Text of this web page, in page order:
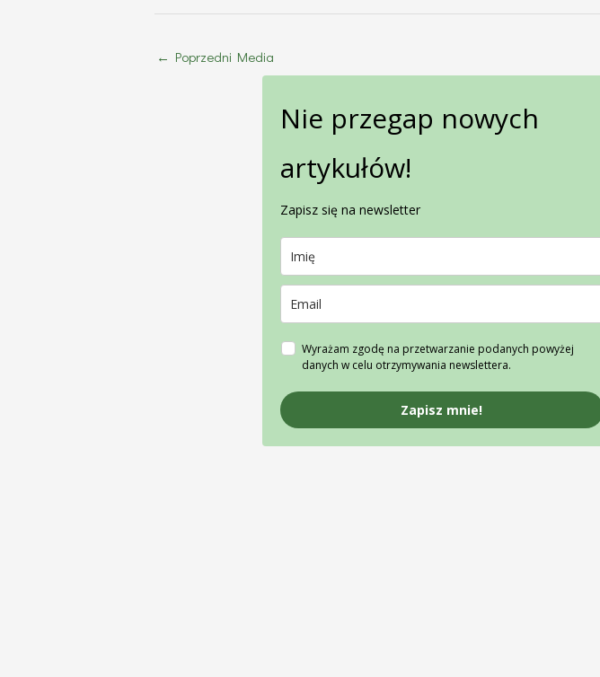
← Poprzedni Media
Nie przegap nowych
artykułów!
Zapisz się na newsletter
Wyrażam zgodę na przetwarzanie podanych powyżej
danych w celu otrzymywania newslettera.
Zapisz mnie!